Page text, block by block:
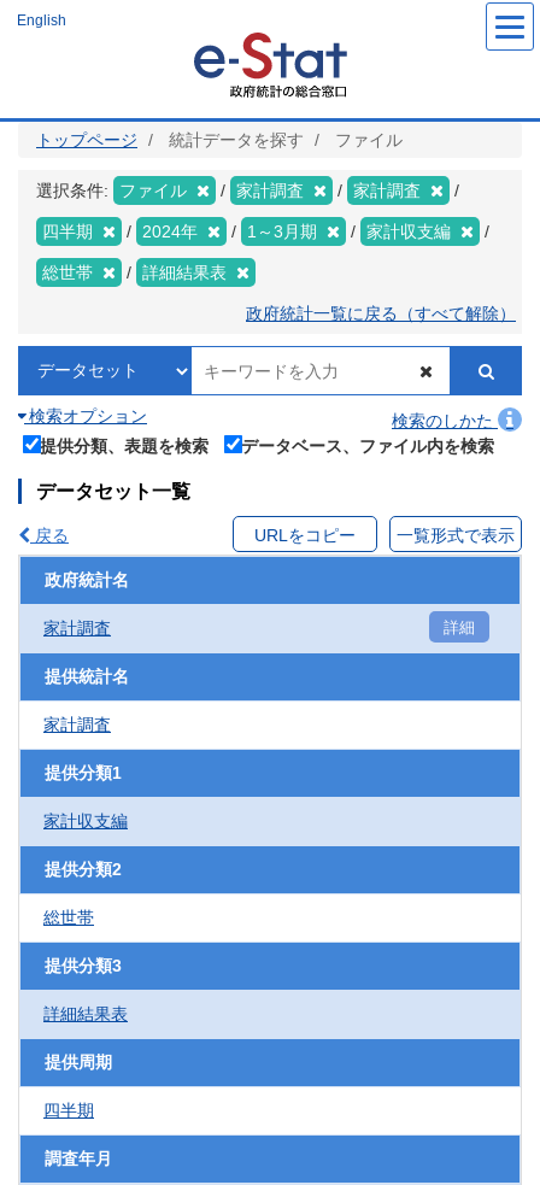
ツ
English
トップページ 統計データを探す ファイル
選択条件: ファイル 家計調査 家計調査
四半期 2024年 1～3月期 家計収支編
総世帯 詳細結果表
政府統計一覧に戻る（すべて解除）
検索オプション
検索のしかた
提供分類、表題を検索
データベース、ファイル内を検索
データセット一覧
戻る URLをコピー 一覧形式で表示
政府統計名
家計調査 詳細
提供統計名
家計調査
提供分類1
家計収支編
提供分類2
総世帯
提供分類3
詳細結果表
提供周期
四半期
調査年月